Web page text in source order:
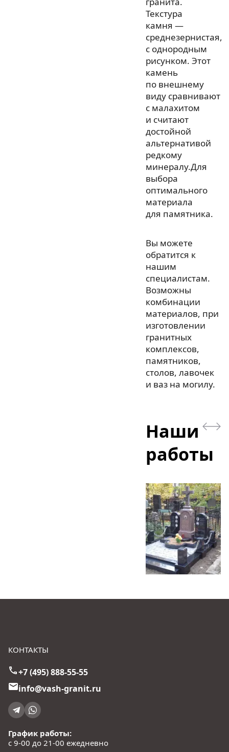
Текстура
камня —
среднезернистая,
с однородным
рисунком. Этот
камень
по внешнему
виду сравнивают
с малахитом
и считают
достойной
альтернативой
редкому
минералу.Для
выбора
оптимального
материала
для памятника.
Вы можете
обратится к
нашим
специалистам.
Возможны
комбинации
материалов, при
изготовлении
гранитных
комплексов,
памятников,
столов, лавочек
и ваз на могилу.
Наши
работы
КОНТАКТЫ
+7 (495) 888-55-55
info@vash-granit.ru
График работы:
с 9-00 до 21-00 ежедневно